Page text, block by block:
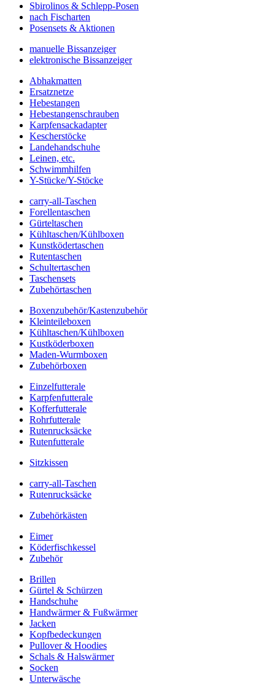
Sbirolinos & Schlepp-Posen
nach Fischarten
Posensets & Aktionen
manuelle Bissanzeiger
elektronische Bissanzeiger
Abhakmatten
Ersatznetze
Hebestangen
Hebestangenschrauben
Karpfensackadapter
Kescherstöcke
Landehandschuhe
Leinen, etc.
Schwimmhilfen
Y-Stücke/Y-Stöcke
carry-all-Taschen
Forellentaschen
Gürteltaschen
Kühltaschen/Kühlboxen
Kunstködertaschen
Rutentaschen
Schultertaschen
Taschensets
Zubehörtaschen
Boxenzubehör/Kastenzubehör
Kleinteileboxen
Kühltaschen/Kühlboxen
Kustköderboxen
Maden-Wurmboxen
Zubehörboxen
Einzelfutterale
Karpfenfutterale
Kofferfutterale
Rohrfutterale
Rutenrucksäcke
Rutenfutterale
Sitzkissen
carry-all-Taschen
Rutenrucksäcke
Zubehörkästen
Eimer
Köderfischkessel
Zubehör
Brillen
Gürtel & Schürzen
Handschuhe
Handwärmer & Fußwärmer
Jacken
Kopfbedeckungen
Pullover & Hoodies
Schals & Halswärmer
Socken
Unterwäsche